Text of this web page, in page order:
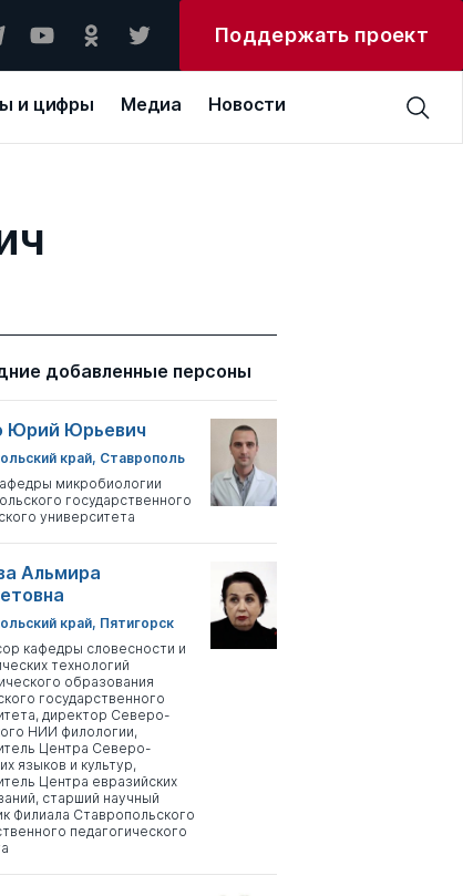
Поддержать проект
и цифры Медиа Новости
добавленные персоны
Юрий Юрьевич
край, Ставрополь
микробиологии
государственного
университета
Альмира
край, Пятигорск
кафедры словесности и
технологий
образования
государственного
директор Северо-
НИИ филологии,
Центра Северо-
языков и культур,
Центра евразийских
старший научный
Филиала Ставропольского
педагогического